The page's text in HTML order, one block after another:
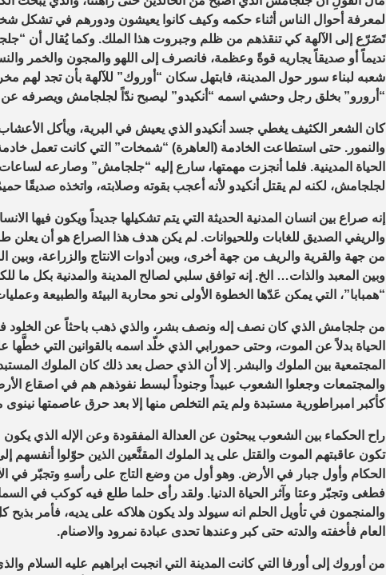
لمعرفة أحوال الناس أثناء حكمه وكيف كانوا يعيشون ودورهم في تشكل
تَضَرّع إلى الآلهة كي تنقذهم من ظلم وجبروت هذا الملك. وكما يُقال أن
نديماً أو صديقاً يجاريه قوةً وعظمة، فانصرف إلى اللهو والمجون والخمر
شعبه لبناء سور حول المدينة، فابتهل سكان “أوروك” للآلهة بأن تجد لهم
“أرورو” بخلق رجل وحشي اسمه “أنكيدو” ليصبح ندّاً لجلجامش ويصرفه عن
كان الشعر الكثيف يغطي جسد أنكيدو الذي يعيش في البرية، ويأكل
والنمور. حتى استطاعت الخادمة (العاهرة) “شمخات” التي كانت تعمل خادمة
الحياة المدينية. فلما أنجزت مهمتها، سارع إليه “جلجامش” وصارعه
لجلجامش، لكنه لم يقتل أنكيدو لأنه أعجب بقوته وصلابته، واتخذه صديقًا
إنه صراع بين انسان المدنية الحديثة التي يتم تشكيلها جديداً ويكون فيها
والريفي الصديق للغابات وللحيوانات. لم يكن هدف هذا الصراع هو أن يعلن
من جهة والقرية والريف من جهة أخرى، وبين أدوات الانتاج والزراعة، وبين
وبين المعبد والذات… الخ. إنه توافق سلبي لصالح المدينة والمدنية بكل ما
“همبابا”، التي يمكن عَدّها الخطوة الأولى نحو محاربة البيئة والطبيعة
من جلجامش الذي كان نصف إله ونصف بشر، والذي ذهب باحثاً عن
الحياة بدلاً عن الموت، وحتى حمورابي الذي خلّد اسمه بالقوانين التي
المجتمعية بين الملوك والبشر. إلا أن الذي حصل بعد ذلك كان الملوك
والمجتمعات وجعلوا الشعوب عبيداً وجنوداً لبسط نفوذهم هم في اصقاع
كأكبر امبراطورية مستبدة ولم يتم التخلص منها إلا بعد حرق عاصمتها
راح الحكماء بين الشعوب يبحثون عن العدالة المفقودة وعن الإله الذي
تكون عاقبتهم الموت والقتل على يد الملوك المقنَّعين الذين حوّلوا أنفسهم
الحكام وأول جبار في الأرض. وهو أول من وضع التاج على رأسهِ وتجبّر في
فطغى وتجبّر وعتا وآثر الحياة الدنيا. ولقد رأى حلما طلع فيه كوكب في
والمنجمون في تأويل الحلم انه سيولد ولد يكون هلاكه على يديه، فأمر بذبح
العام فأخفته والدته حتى كبر وعندها تحدى عبادة نمرود والاصنام.
من أوروك إلى أورفا التي كانت المدينة التي انجبت ابراهيم عليه السلام